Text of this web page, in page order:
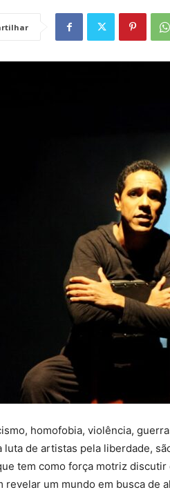
homofobia, violência,
luta de artistas pela liberdade,
tem como força motriz
revelar um mundo em busca de